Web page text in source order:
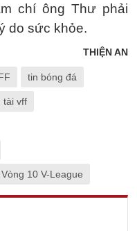
chí ông Thư phải
do sức khỏe.
THIỆN AN
tin bóng đá
tài vff
Vòng 10 V-League